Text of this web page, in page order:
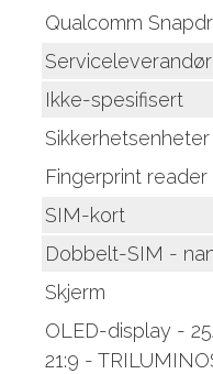
Qualcomm
Serviceleverandør
Ikke-spesifisert
Sikkerhetsenheter
Fingerprint reader
SIM-kort
Dobbelt-SIM -
Skjerm
OLED-display -
21:9 -